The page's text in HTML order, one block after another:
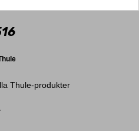
Thule-produkter